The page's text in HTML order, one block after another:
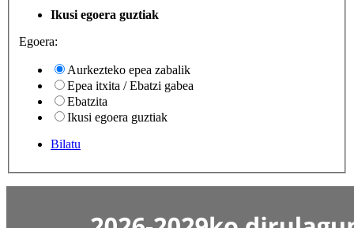
Ikusi egoera guztiak
Egoera:
Aurkezteko epea zabalik
Epea itxita / Ebatzi gabea
Ebatzita
Ikusi egoera guztiak
Bilatu